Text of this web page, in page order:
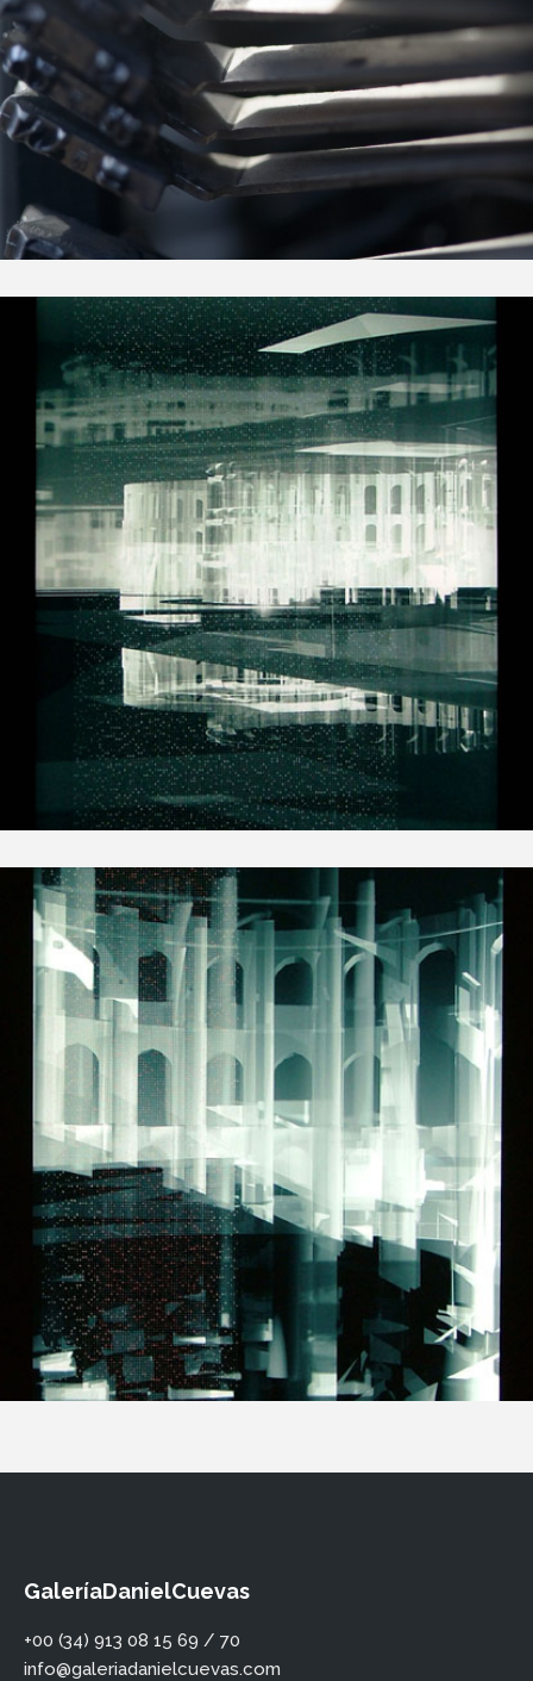
GaleríaDanielCuevas
+00 (34) 913 08 15 69 / 70
info@galeriadanielcuevas.com